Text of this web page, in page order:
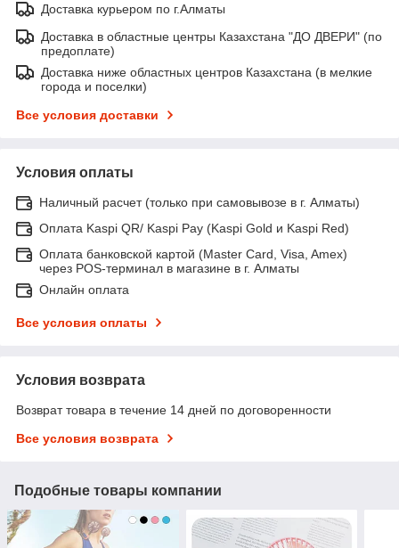
Доставка курьером по г.Алматы
Доставка в областные центры Казахстана "ДО ДВЕРИ" (по
предоплате)
Доставка ниже областных центров Казахстана (в мелкие
города и поселки)
Все условия доставки
Условия оплаты
Наличный расчет (только при самовывозе в г. Алматы)
Оплата Kaspi QR/ Kaspi Pay (Kaspi Gold и Kaspi Red)
Оплата банковской картой (Master Card, Visa, Amex)
через POS-терминал в магазине в г. Алматы
Онлайн оплата
Все условия оплаты
Условия возврата
Возврат товара в течение 14 дней по договоренности
Все условия возврата
Подобные товары компании